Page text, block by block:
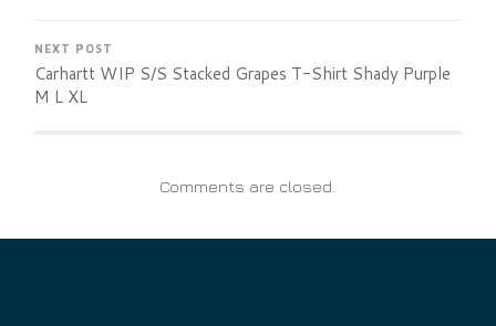
NEXT POST
Carhartt WIP S/S Stacked Grapes T-Shirt Shady Purple
M L XL
Comments are closed.